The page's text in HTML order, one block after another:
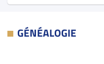
GÉNÉALOGIE